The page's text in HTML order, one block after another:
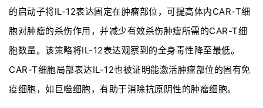
的启动子将IL-12表达固定在肿瘤部位，可提高体内CAR-T细
胞对肿瘤的杀伤作用，并减少有效杀伤肿瘤所需的CAR-T细
胞数量。该策略将IL-12表达观察到的全身毒性降至最低。
CAR-T细胞局部表达IL-12也被证明能激活肿瘤部位的固有免
疫细胞，如巨噬细胞，有助于消除抗原阴性的肿瘤细胞。